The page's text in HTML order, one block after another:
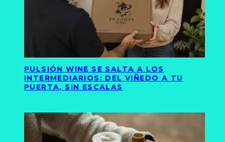
PULSIÓN WINE SE SALTA A LOS
INTERMEDIARIOS: DEL VIÑEDO A TU
PUERTA, SIN ESCALAS